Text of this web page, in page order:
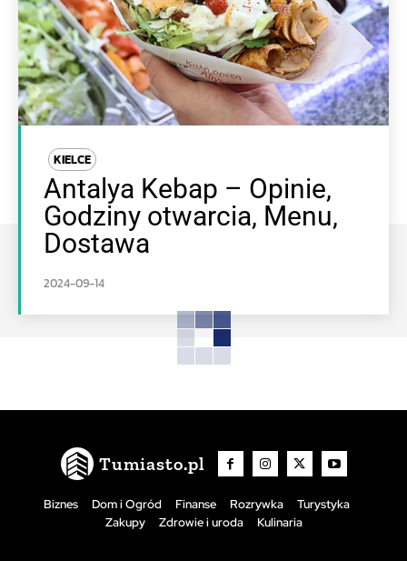
KIELCE
Antalya Kebap – Opinie,
Godziny otwarcia, Menu,
Dostawa
2024-09-14
Tumiasto.pl
Biznes Dom i Ogród Finanse Rozrywka
Turystyka
Zakupy
Zdrowie i uroda Kulinaria